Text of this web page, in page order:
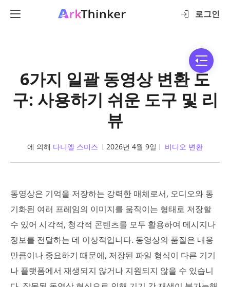
로그인
6가지 일괄 동영상 변환 도
구: 사용하기 쉬운 도구 및 리
뷰
에 의해 다니엘 스미스 2026년 4월 9일 비디오 변환
동영상은 기억을 저장하는 강력한 매체로서, 오디오와 동
기화된 여러 프레임의 이미지를 움직이는 형태로 저장할
수 있어 시각적, 청각적 콘텐츠를 모두 활용하여 메시지나
정보를 전달하는 데 이상적입니다. 동영상의 품질은 내용
만큼이나 중요하기 때문에, 저장된 파일 형식이 다른 기기
나 플랫폼에서 재생되지 않거나 지원되지 않을 수 있습니